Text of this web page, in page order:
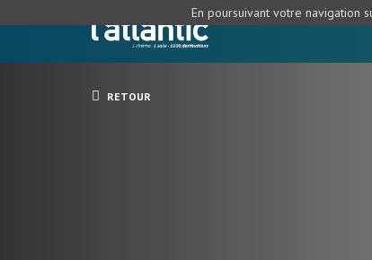
RETOUR
En poursuivant votre navigation